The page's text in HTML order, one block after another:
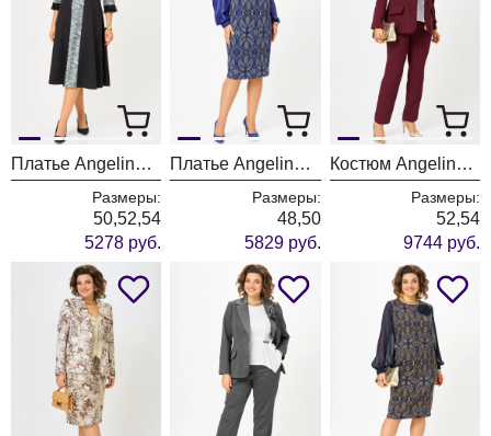
Платье Angelina & Company 1292
Размеры:
50,52,54
5278 руб.
Платье Angelina & Company 1291
Размеры:
48,50
5829 руб.
Костюм Angelina & Company 1289
Размеры:
52,54
9744 руб.